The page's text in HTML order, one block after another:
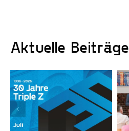
Aktuelle Beiträge
Triple Z-
Jubiläumsjahr mit
Rückenwind: Es
sind wieder